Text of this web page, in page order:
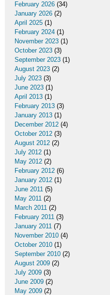
February 2026 (34)
January 2026 (2)
April 2025 (1)
February 2024 (1)
November 2023 (1)
October 2023 (3)
September 2023 (1)
August 2023 (2)
July 2023 (3)
June 2023 (1)
April 2013 (1)
February 2013 (3)
January 2013 (1)
December 2012 (4)
October 2012 (3)
August 2012 (2)
July 2012 (1)
May 2012 (2)
February 2012 (6)
January 2012 (1)
June 2011 (5)
May 2011 (2)
March 2011 (2)
February 2011 (3)
January 2011 (7)
November 2010 (4)
October 2010 (1)
September 2010 (2)
August 2009 (2)
July 2009 (3)
June 2009 (2)
May 2009 (2)